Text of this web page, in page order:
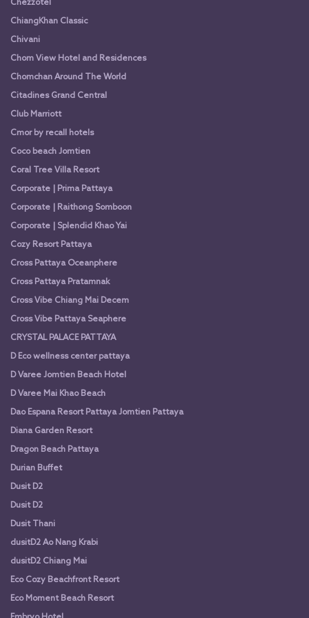
Chezzotel
ChiangKhan Classic
Chivani
Chom View Hotel and Residences
Chomchan Around The World
Citadines Grand Central
Club Marriott
Cmor by recall hotels
Coco beach Jomtien
Coral Tree Villa Resort
Corporate | Prima Pattaya
Corporate | Raithong Somboon
Corporate | Splendid Khao Yai
Cozy Resort Pattaya
Cross Pattaya Oceanphere
Cross Pattaya Pratamnak
Cross Vibe Chiang Mai Decem
Cross Vibe Pattaya Seaphere
CRYSTAL PALACE PATTAYA
D Eco wellness center pattaya
D Varee Jomtien Beach Hotel
D Varee Mai Khao Beach
Dao Espana Resort Pattaya Jomtien Pattaya
Diana Garden Resort
Dragon Beach Pattaya
Durian Buffet
Dusit D2
Dusit D2
Dusit Thani
dusitD2 Ao Nang Krabi
dusitD2 Chiang Mai
Eco Cozy Beachfront Resort
Eco Moment Beach Resort